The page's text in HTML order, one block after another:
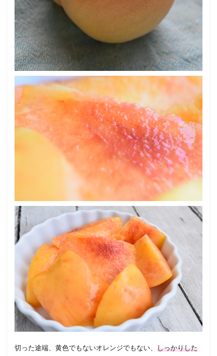
切った途端、黄色でもないオレンジでもない、 しっかりした